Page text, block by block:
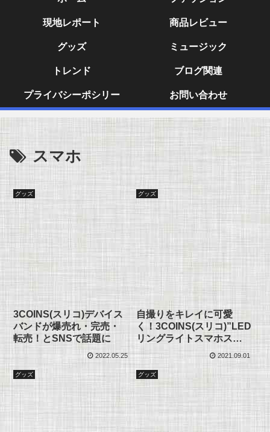
現地レポート 商品レビュー
グッズ ミュージック
トレンド ブログ関連
プライバシーポシリー お問い合わせ
スマホ
グッズ
3COINS(スリコ)デバイス
バンドが爆売れ・完売・
転売！とSNSで話題に
2022.05.25
グッズ
自撮りをキレイに可愛
く！3COINS(スリコ)”LED
リングライトスマホスタ
2021.09.01
グッズ グッズ